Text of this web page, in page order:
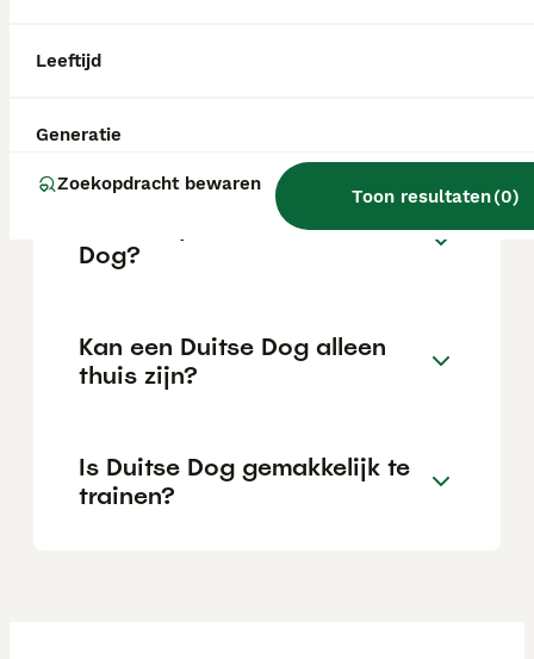
Leeftijd
Generatie
Zoekopdracht bewaren
Toon resultaten(0)
Duitse Dog?
Hoeveel jaar leeft een Duitse
Dog?
Kan een Duitse Dog alleen
thuis zijn?
Is Duitse Dog gemakkelijk te
trainen?